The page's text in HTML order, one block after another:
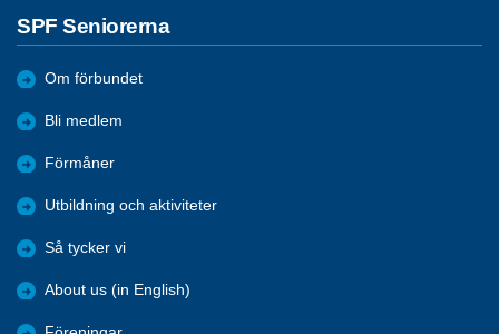
SPF Seniorerna
Om förbundet
Bli medlem
Förmåner
Utbildning och aktiviteter
Så tycker vi
About us (in English)